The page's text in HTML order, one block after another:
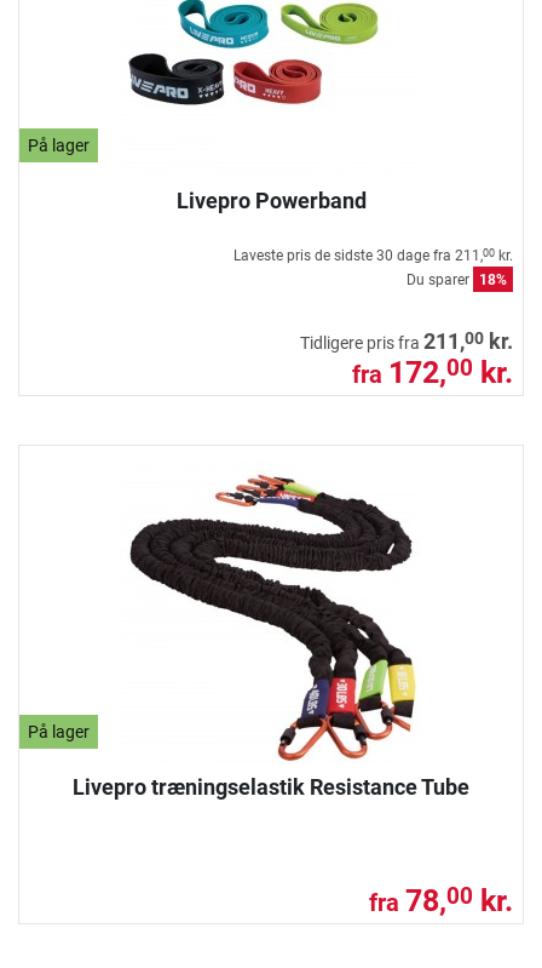
På lager
Livepro Powerband
Laveste pris de sidste 30 dage fra 211,00 kr.
Du sparer
18%
Tidligere pris fra 211,00 kr.
fra 172,00 kr.
På lager
Livepro træningselastik Resistance Tube
fra 78,00 kr.